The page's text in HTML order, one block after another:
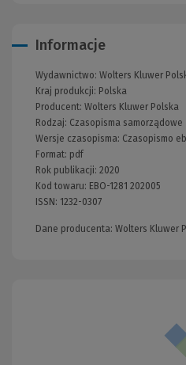
Informacje
Wydawnictwo: Wolters Kluwer
Kraj produkcji: Polska
Producent: Wolters Kluwer Polska
Rodzaj: Czasopisma samorządowe
Wersje czasopisma: Czasopismo
Format: pdf
Rok publikacji: 2020
Kod towaru: EBO-1281 202005
ISSN: 1232-0307
Dane producenta: Wolters Kluwer